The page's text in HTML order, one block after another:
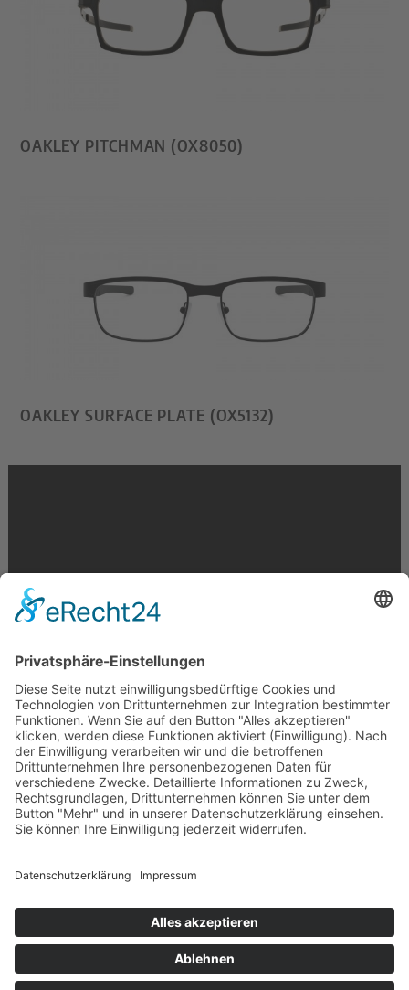
OAKLEY PITCHMAN (OX8050)
OAKLEY SURFACE PLATE (OX5132)
Krahnstr. 17/18 | 49074 Osnabrück
Telefon: 0541 29746 | E-Mail:info@optikmeyer.de
Impressum|Datenschutz|Cookie-Einstellungen